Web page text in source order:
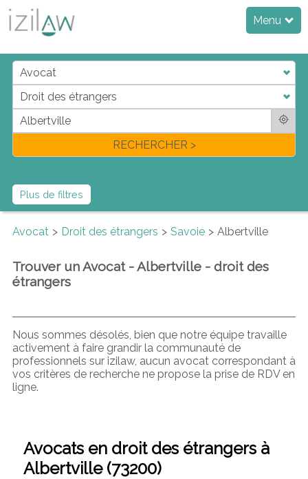
Menu
jdadi
fl
RECHERCHER >
Plus de filtres
Avocat Droit des étrangers Savoie Albertville
Trouver un Avocat - Albertville - droit des
étrangers
Nous sommes désolés, bien que notre équipe travaille
activement à faire grandir la communauté de
professionnels sur izilaw, aucun avocat correspondant à
vos critères de recherche ne propose la prise de RDV en
ligne.
Avocats en droit des étrangers à
Albertville (73200)